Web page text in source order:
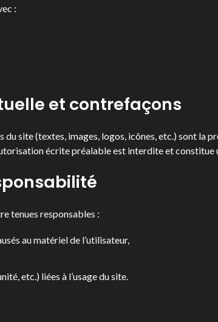
:
et contrefaçons
site (textes, images, logos, icônes, etc.) sont la
écrite préalable est interdite et constitue
tenues responsables :
au matériel de l’utilisateur,
etc.) liées à l’usage du site.